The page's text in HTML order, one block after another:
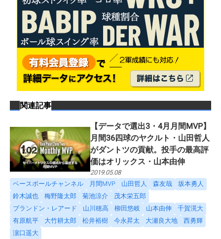
関連記事
【データで選出3・4月月間MVP】
月間36四球のヤクルト・山田哲人
がダントツの貢献。投手の最高評
価はオリックス・山本由伸
2019.05.08
ベースボールチャンネル
月間MVP 山田哲人 森友哉
坂本勇人
鈴木誠也
梅野隆太郎 菊池涼介
茂木栄五郎
ブランドン・レアード
山川穂高 柳田悠岐 山本由伸
千賀滉大
有原航平
大竹耕太郎 松井裕樹 今永昇太 大瀬良大地
西勇輝
濵口遥大